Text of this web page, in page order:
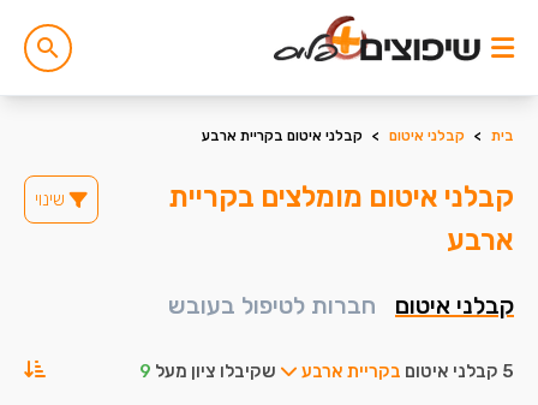
בית > קבלני איטום > קבלני איטום בקריית ארבע
קבלני איטום מומלצים בקריית
ארבע
שינוי
קבלני איטום חברות לטיפול בעובש
5 קבלני איטום בקריית ארבע שקיבלו ציון מעל 9